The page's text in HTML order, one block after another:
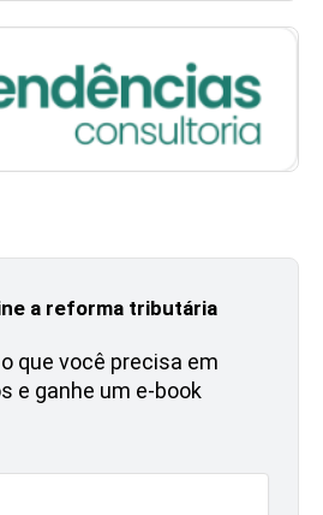
a reforma tributária
que você precisa em
e ganhe um e-book